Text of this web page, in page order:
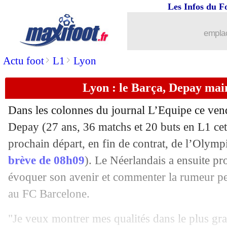
Actu foot> L1 > Lyon
Les Infos du
Lyon : le Barça, Depay
Dans les colonnes du journal L’Equipe ce
Depay (27 ans, 36 matchs et 20 buts en L1
prochain départ, en fin de contrat, de
brève de 08h09). Le Néerlandais a ensuite
évoquer son avenir et commenter la rumeur
au FC Barcelone.
"Je veux montrer mes qualités dans le plus
Barça: Koeman déplore un manque
21/05 Chelsea
21/05 Bordeaux: Ben Arfa intéresse quatre
21/05 EdF : Zidane réagit au retour de
21/05 Real: Bale, le retour puis la retraite ?
21/05 Lille: Fonte est bien suspendu contre
21/05 L1: Navas meilleur gardien, Yilmaz
21/05 ASSE: Debuchy quittera les Verts